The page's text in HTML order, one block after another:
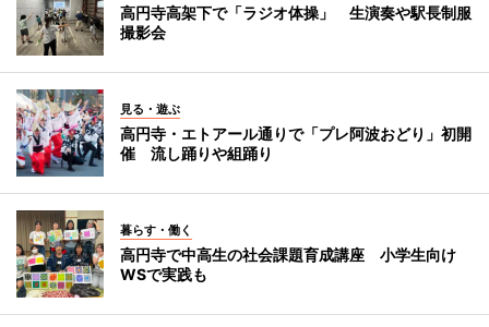
高円寺高架下で「ラジオ体操」 生演奏や駅長制服
撮影会
見る・遊ぶ
高円寺・エトアール通りで「プレ阿波おどり」初開
催 流し踊りや組踊り
暮らす・働く
高円寺で中高生の社会課題育成講座 小学生向け
WSで実践も